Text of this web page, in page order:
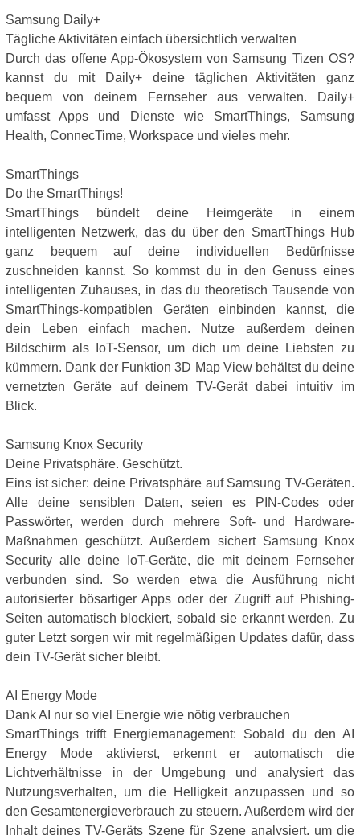
Samsung Daily+
Tägliche Aktivitäten einfach übersichtlich verwalten
Durch das offene App-Ökosystem von Samsung Tizen OS?
kannst du mit Daily+ deine täglichen Aktivitäten ganz
bequem von deinem Fernseher aus verwalten. Daily+
umfasst Apps und Dienste wie SmartThings, Samsung
Health, ConnecTime, Workspace und vieles mehr.
SmartThings
Do the SmartThings!
SmartThings bündelt deine Heimgeräte in einem
intelligenten Netzwerk, das du über den SmartThings Hub
ganz bequem auf deine individuellen Bedürfnisse
zuschneiden kannst. So kommst du in den Genuss eines
intelligenten Zuhauses, in das du theoretisch Tausende von
SmartThings-kompatiblen Geräten einbinden kannst, die
dein Leben einfach machen. Nutze außerdem deinen
Bildschirm als IoT-Sensor, um dich um deine Liebsten zu
kümmern. Dank der Funktion 3D Map View behältst du deine
vernetzten Geräte auf deinem TV-Gerät dabei intuitiv im
Blick.
Samsung Knox Security
Deine Privatsphäre. Geschützt.
Eins ist sicher: deine Privatsphäre auf Samsung TV-Geräten.
Alle deine sensiblen Daten, seien es PIN-Codes oder
Passwörter, werden durch mehrere Soft- und Hardware-
Maßnahmen geschützt. Außerdem sichert Samsung Knox
Security alle deine IoT-Geräte, die mit deinem Fernseher
verbunden sind. So werden etwa die Ausführung nicht
autorisierter bösartiger Apps oder der Zugriff auf Phishing-
Seiten automatisch blockiert, sobald sie erkannt werden. Zu
guter Letzt sorgen wir mit regelmäßigen Updates dafür, dass
dein TV-Gerät sicher bleibt.
AI Energy Mode
Dank AI nur so viel Energie wie nötig verbrauchen
SmartThings trifft Energiemanagement: Sobald du den AI
Energy Mode aktivierst, erkennt er automatisch die
Lichtverhältnisse in der Umgebung und analysiert das
Nutzungsverhalten, um die Helligkeit anzupassen und so
den Gesamtenergieverbrauch zu steuern. Außerdem wird der
Inhalt deines TV-Geräts Szene für Szene analysiert, um die